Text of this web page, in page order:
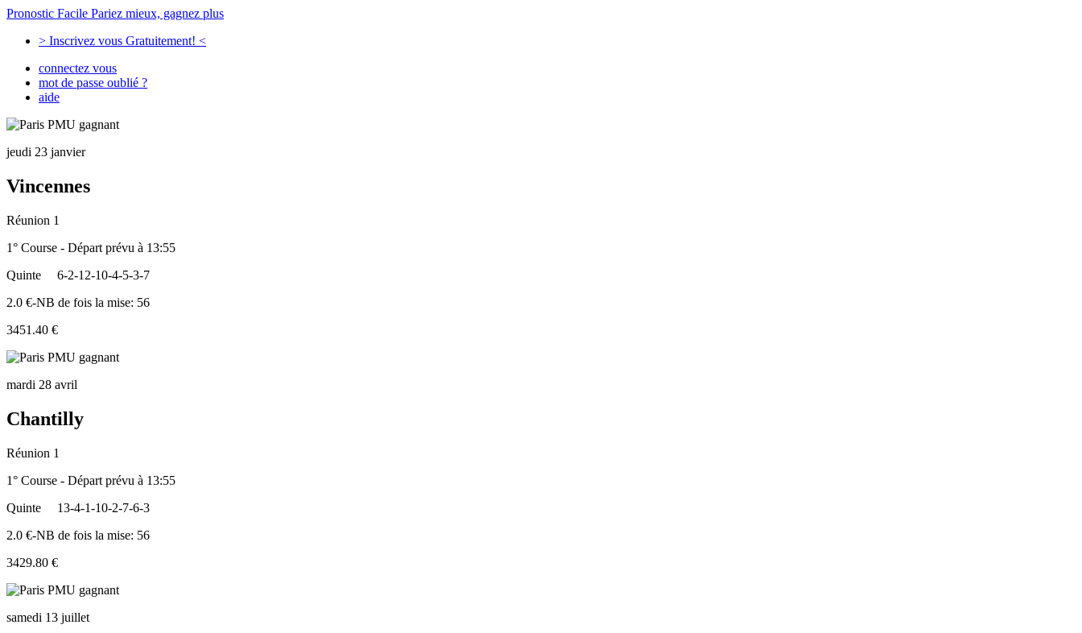
Pronostic Facile Pariez mieux, gagnez plus
> Inscrivez vous Gratuitement! <
connectez vous
mot de passe oublié ?
aide
jeudi 23 janvier
Vincennes
Réunion 1
1° Course - Départ prévu à 13:55
Quinte
6-2-12-10-4-5-3-7
2.0 €-NB de fois la mise: 56
3451.40 €
mardi 28 avril
Chantilly
Réunion 1
1° Course - Départ prévu à 13:55
Quinte
13-4-1-10-2-7-6-3
2.0 €-NB de fois la mise: 56
3429.80 €
samedi 13 juillet